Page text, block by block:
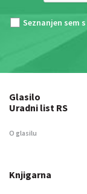
Seznanjen sem s
Glasilo
Uradni list RS
O glasilu
Knjigarna